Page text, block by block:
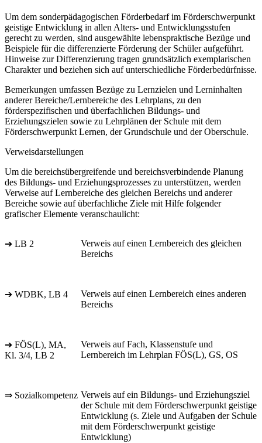
Um dem sonderpädagogischen Förderbedarf im Förderschwerpunkt
geistige Entwicklung in allen Alters- und Entwicklungsstufen
gerecht zu werden, sind ausgewählte lebenspraktische Bezüge und
Beispiele für die differenzierte Förderung der Schüler aufgeführt.
Hinweise zur Differenzierung tragen grundsätzlich exemplarischen
Charakter und beziehen sich auf unterschiedliche Förderbedürfnisse.
Bemerkungen umfassen Bezüge zu Lernzielen und Lerninhalten
anderer Bereiche/Lernbereiche des Lehrplans, zu den
förderspezifischen und überfachlichen Bildungs- und
Erziehungszielen sowie zu Lehrplänen der Schule mit dem
Förderschwerpunkt Lernen, der Grundschule und der Oberschule.
Verweisdarstellungen
Um die bereichsübergreifende und bereichsverbindende Planung
des Bildungs- und Erziehungsprozesses zu unterstützen, werden
Verweise auf Lernbereiche des gleichen Bereichs und anderer
Bereiche sowie auf überfachliche Ziele mit Hilfe folgender
grafischer Elemente veranschaulicht:
➔ LB 2
Verweis auf einen Lernbereich des gleichen
Bereichs
➔ WDBK, LB 4
Verweis auf einen Lernbereich eines anderen
Bereichs
➔ FÖS(L), MA,
Kl. 3/4, LB 2
Verweis auf Fach, Klassenstufe und
Lernbereich im Lehrplan FÖS(L), GS, OS
⇒ Sozialkompetenz Verweis auf ein Bildungs- und Erziehungsziel
der Schule mit dem Förderschwerpunkt geistige
Entwicklung (s. Ziele und Aufgaben der Schule
mit dem Förderschwerpunkt geistige
Entwicklung)